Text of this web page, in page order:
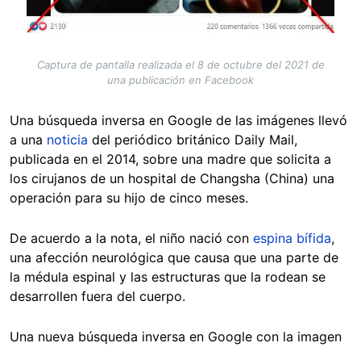
Captura de pantalla realizada el 8 de octubre del 2021 de
una publicación en Facebook
Una búsqueda inversa en Google de las imágenes llevó
a una noticia del periódico británico Daily Mail,
publicada en el 2014, sobre una madre que solicita a
los cirujanos de un hospital de Changsha (China) una
operación para su hijo de cinco meses.
De acuerdo a la nota, el niño nació con espina bífida,
una afección neurológica que causa que una parte de
la médula espinal y las estructuras que la rodean se
desarrollen fuera del cuerpo.
Una nueva búsqueda inversa en Google con la imagen